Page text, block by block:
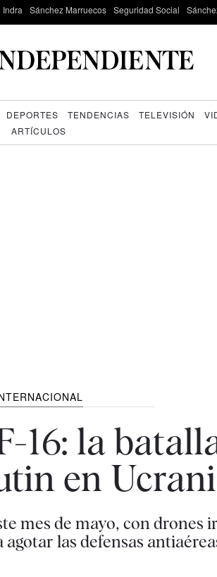
Indra Sánchez Marruecos Seguridad Social
DEPORTES TENDENCIAS TELEVISIÓN
ARTÍCULOS
16: la
en
mes de mayo, con drones
las defensas